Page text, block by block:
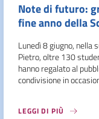
Note di futuro:
fine anno della
Lunedì 8 giugno, nella
Pietro, oltre 130
hanno regalato al
condivisione in
LEGGI DI PIÙ